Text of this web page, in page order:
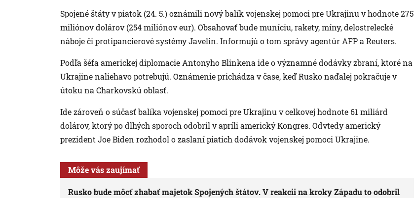
Spojené štáty v piatok (24. 5.) oznámili nový balík vojenskej pomoci pre Ukrajinu v hodnote 275
miliónov dolárov (254 miliónov eur). Obsahovať bude muníciu, rakety, míny, delostrelecké
náboje či protipancierové systémy Javelin. Informujú o tom správy agentúr AFP a Reuters.
Podľa šéfa americkej diplomacie Antonyho Blinkena ide o významné dodávky zbraní, ktoré na
Ukrajine naliehavo potrebujú. Oznámenie prichádza v čase, keď Rusko naďalej pokračuje v
útoku na Charkovskú oblasť.
Ide zároveň o súčasť balíka vojenskej pomoci pre Ukrajinu v celkovej hodnote 61 miliárd
dolárov, ktorý po dlhých sporoch odobril v apríli americký Kongres. Odvtedy americký
prezident Joe Biden rozhodol o zaslaní piatich dodávok vojenskej pomoci Ukrajine.
Môže vás zaujímať
Rusko bude môcť zhabať majetok Spojených štátov. V reakcii na kroky Západu to odobril